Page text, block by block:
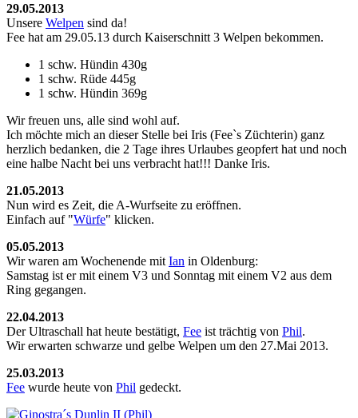
29.05.2013
Unsere Welpen sind da!
Fee hat am 29.05.13 durch Kaiserschnitt 3 Welpen bekommen.
1 schw. Hündin 430g
1 schw. Rüde 445g
1 schw. Hündin 369g
Wir freuen uns, alle sind wohl auf.
Ich möchte mich an dieser Stelle bei Iris (Fee`s Züchterin) ganz
herzlich bedanken, die 2 Tage ihres Urlaubes geopfert hat und noch
eine halbe Nacht bei uns verbracht hat!!! Danke Iris.
21.05.2013
Nun wird es Zeit, die A-Wurfseite zu eröffnen.
Einfach auf "Würfe" klicken.
05.05.2013
Wir waren am Wochenende mit Ian in Oldenburg:
Samstag ist er mit einem V3 und Sonntag mit einem V2 aus dem
Ring gegangen.
22.04.2013
Der Ultraschall hat heute bestätigt, Fee ist trächtig von Phil.
Wir erwarten schwarze und gelbe Welpen um den 27.Mai 2013.
25.03.2013
Fee wurde heute von Phil gedeckt.